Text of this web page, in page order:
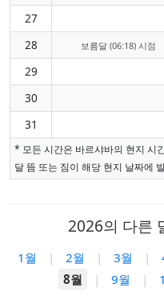
27
28
보름달 (06:18) 시점
29
30
31
* 모든 시간은 바르샤바의 현지 시
달 뜸 또는 짐이 해당 현지 날짜에
2026의 다른
1월 | 2월 | 3월 |
8월
| 9월 |